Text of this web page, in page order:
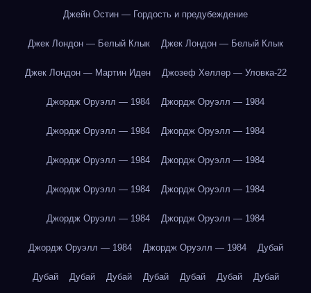
Джейн Остин — Гордость и предубеждение
Джек Лондон — Белый Клык Джек Лондон — Белый Клык
Джек Лондон — Мартин Иден Джозеф Хеллер — Уловка-22
Джордж Оруэлл — 1984 Джордж Оруэлл — 1984
Джордж Оруэлл — 1984 Джордж Оруэлл — 1984
Джордж Оруэлл — 1984 Джордж Оруэлл — 1984
Джордж Оруэлл — 1984 Джордж Оруэлл — 1984
Джордж Оруэлл — 1984 Джордж Оруэлл — 1984
Джордж Оруэлл — 1984 Джордж Оруэлл — 1984 Дубай
Дубай Дубай Дубай Дубай Дубай Дубай Дубай